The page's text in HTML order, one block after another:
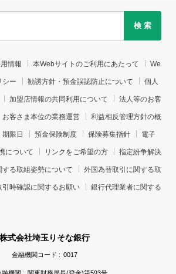
検 索
情報 本Webサイトのご利用にあたって We
シー 勧誘方針・預金誤認防止について 個人
加盟店情報の共同利用について 法人等のお客
お客さま本位の業務運営 利益相反管理方針の概
限日 預金保険制度 保険募集指針 電子
について リンクをご希望の方 指定紛争解決
する取組姿勢について 外国為替取引に関する取
引時確認に関するお願い 銀行代理業者に関する
株式会社埼玉りそな銀行
金融機関コード : 0017